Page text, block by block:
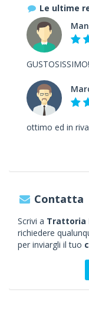
Le ultime
ottimo ed in
Contatta
Scrivi a Trattoria
richiedere
per inviargli il tuo